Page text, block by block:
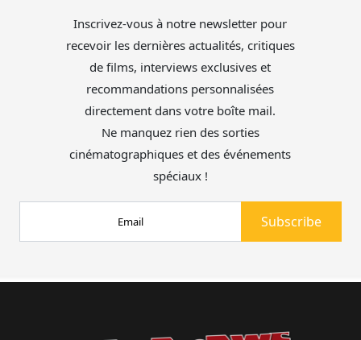
Inscrivez-vous à notre newsletter pour
recevoir les dernières actualités, critiques
de films, interviews exclusives et
recommandations personnalisées
directement dans votre boîte mail.
Ne manquez rien des sorties
cinématographiques et des événements
spéciaux !